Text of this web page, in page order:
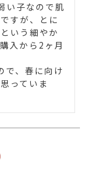
い子なので肌
すが、とに
いう細やか
入から2ヶ月
で、春に向け
っていま